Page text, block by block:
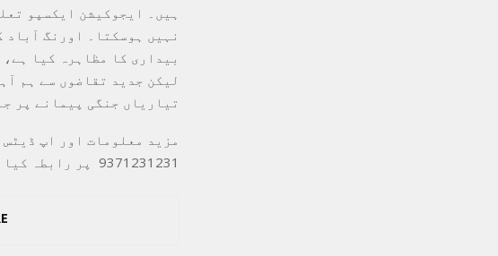
ہیں۔ ایجوکیشن ایکسپو
نہیں ہوسکتا۔ اورنگ
بیداری کا مظاہرہ کیا
لیکن جدید تقاضوں سے ہم
تیاریاں جنگی پیمانے پر
9371231231 پر رابطہ کیا جاسکتا ہے۔